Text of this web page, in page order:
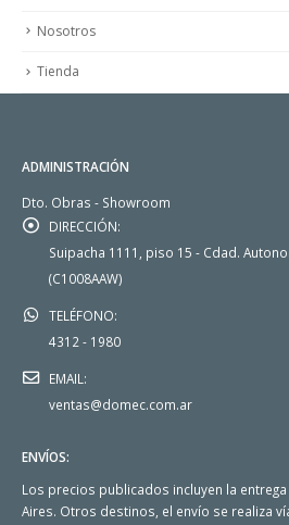
Nosotros
Tienda
ADMINISTRACIÓN
Dto. Obras - Showroom
DIRECCIÓN:
Suipacha 1111, piso 15 - Cdad.
(C1008AAW)
TELÉFONO:
4312 - 1980
EMAIL:
ventas@domec.com.ar
ENVÍOS:
Los precios publicados incluyen la entrega
Aires. Otros destinos, el envío se realiza